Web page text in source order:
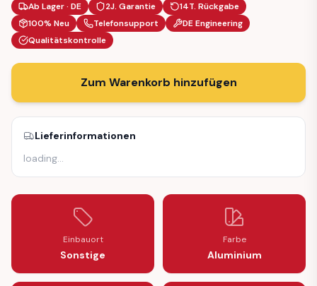
Ab Lager · DE 2J. Garantie
14T. Rückgabe
100% Neu
Telefonsupport
DE Engineering
Qualitätskontrolle
Zum Warenkorb hinzufügen
Lieferinformationen
loading…
Einbauort
Sonstige
Farbe
Aluminium